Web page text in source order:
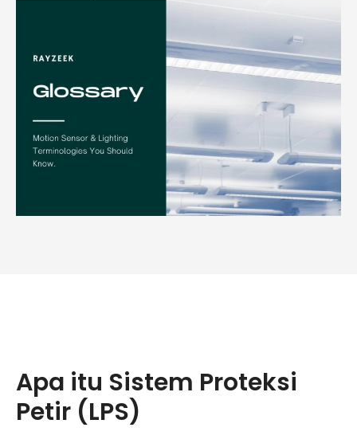
Apa itu Sistem Proteksi
Petir (LPS)